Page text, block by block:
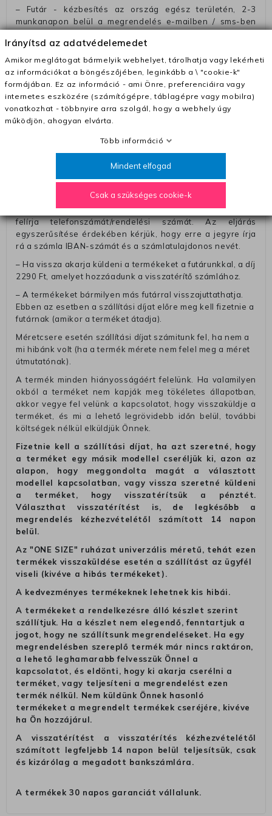
– Futár - kézbesítés az ország egész területén, 2-3
munkanapon belül a megrendelés e-mailben / sms-ben
– Szállítás 1700 Ft (+400 Ft utánvéttel)
– Ingyenes szállítás 31600 Ft feletti megrendeléseknél
(+400 Ft utánvétte)
– A kapott termék cseréjéért 3780 Ft szállítási díjat
számolunk fel (oda -vissza út)
Öntől a terméket/termékeket, vagy más futárral is
elküldheti. Olyan utávéttel küldött csomagot, melyne
értéke eltér 0 FT-tól, nem fogadunk el. A futárnak átadott
csomagba kérjük, hogy a visszaküldés könnyebb
azonosítása érdekében tegyen egy megjegyzést, amelyre
felírja telefonszámát/rendelési számát. Az eljárás
egyszerűsítése érdekében kérjük, hogy erre a jegyre írja
rá a számla IBAN-számát és a számlatulajdonos nevét.
– Ha vissza akarja küldeni a termékeket a futárunkkal, a díj
2290 Ft, amelyet hozzáadunk a visszatérítő számlához.
– A termékeket bármilyen más futárral visszajuttathatja.
Ebben az esetben a szállítási díjat előre meg kell fizetnie a
futárnak (amikor a terméket átadja).
Méretcsere esetén szállítási díjat számitunk fel, ha nem a
mi hibánk volt (ha a termék mérete nem felel meg a méret
útmutatónak).
A termék minden hiányosságáért felelünk. Ha valamilyen
okból a terméket nem kapják meg tökéletes állapotban,
akkor vegye fel velünk a kapcsolatot, hogy visszaküldje a
terméket, és mi a lehető legrövidebb időn belül, további
költségek nélkül elküldjük Önnek.
Fizetnie kell a szállítási díjat, ha azt szeretné, hogy
a terméket egy másik modellel cseréljük ki, azon az
alapon, hogy meggondolta magát a választott
modellel kapcsolatban, vagy vissza szeretné küldeni
a terméket, hogy visszatérítsük a pénztét.
Választhat visszatérítést is, de legkésőbb a
megrendelés kézhezvételétől számított 14 napon
belül.
Az "ONE SIZE" ruházat univerzális méretű, tehát ezen
termékek visszaküldése esetén a szállítást az ügyfél
viseli (kivéve a hibás termékeket).
A kedvezményes termékeknek lehetnek kis hibái.
A termékeket a rendelkezésre álló készlet szerint
szállítjuk. Ha a készlet nem elegendő, fenntartjuk a
jogot, hogy ne szállítsunk megrendeléseket. Ha egy
megrendelésben szereplő termék már nincs raktáron,
a lehető leghamarabb felvesszük Önnel a
kapcsolatot, és eldönti, hogy ki akarja cserélni a
terméket, vagy teljesíteni a megrendelést ezen
termék nélkül. Nem küldünk Önnek hasonló
termékeket a megrendelt termékek cseréjére, kivéve
ha Ön hozzájárul.
A visszatérítést a visszatérítés kézhezvételétől
számított legfeljebb 14 napon belül teljesítsük, csak
és kizárólag a megadott bankszámlára.
A termékek 30 napos garanciát vállalunk.
Irányítsd az adatvédelemedet
Amikor meglátogat bármelyik webhelyet, tárolhatja vagy lekérheti
az információkat a böngészőjében, leginkább a \ "cookie-k"
formájában. Ez az információ - ami Önre, preferenciáira vagy
internetes eszközére (számítógépre, táblagépre vagy mobilra)
vonatkozhat - többnyire arra szolgál, hogy a webhely úgy
működjön, ahogyan elvárta.
Több információ
Mindent elfogad
Csak a szükséges cookie-k